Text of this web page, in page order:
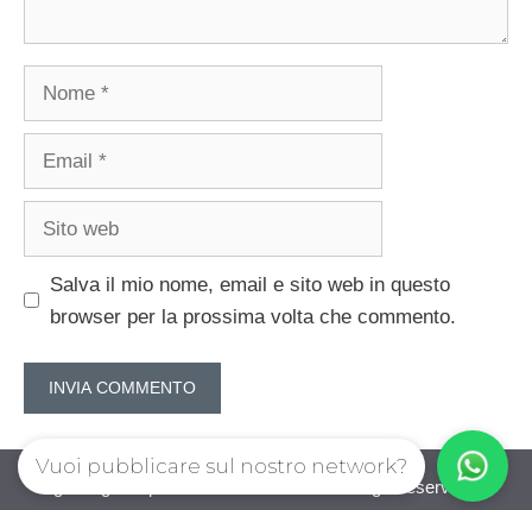
Salva il mio nome, email e sito web in questo
browser per la prossima volta che commento.
guadagnorisparmiando.com © 2026. All right reserverd.
Vuoi pubblicare sul nostro network?